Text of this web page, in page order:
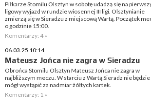
Piłkarze Stomilu Olsztyn w sobotę udadzą się na
ligowy wyjazd w rundzie wiosennej III ligi. Olsztynianie
zmierzą się w Sieradzu z miejscową Wartą. Początek
o godzinie 15:00.
Komentarzy: 4 »
06.03.25 10:14
Mateusz Jońca nie zagra w Sieradzu
Obrońca Stomilu Olsztyn Mateusz Jońca nie zagra w
najbliższym meczu. W starciu z Wartą Sieradz nie będzie
mógł wystąpić za nadmiar żółtych kartek.
Komentarzy: 1 »